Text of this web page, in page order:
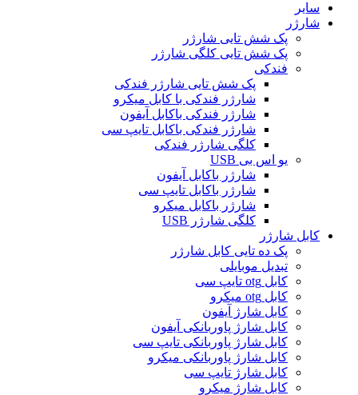
سایر
شارژر
پک شش تایی شارژر
پک شش تایی کلگی شارژر
فندکی
پک شش تایی شارژر فندکی
شارژر فندکی با کابل میکرو
شارژر فندکی باکابل آیفون
شارژر فندکی باکابل تایپ سی
کلگی شارژر فندکی
یو اس بی USB
شارژر باکابل آیفون
شارژر باکابل تایپ سی
شارژر باکابل میکرو
کلگی شارژر USB
کابل شارژر
پک ده تایی کابل شارژر
تبدیل موبایلی
کابل otg تایپ سی
کابل otg میکرو
کابل شارژ آیفون
کابل شارژ پاوربانکی آیفون
کابل شارژ پاوربانکی تایپ سی
کابل شارژ پاوربانکی میکرو
کابل شارژ تایپ سی
کابل شارژ میکرو